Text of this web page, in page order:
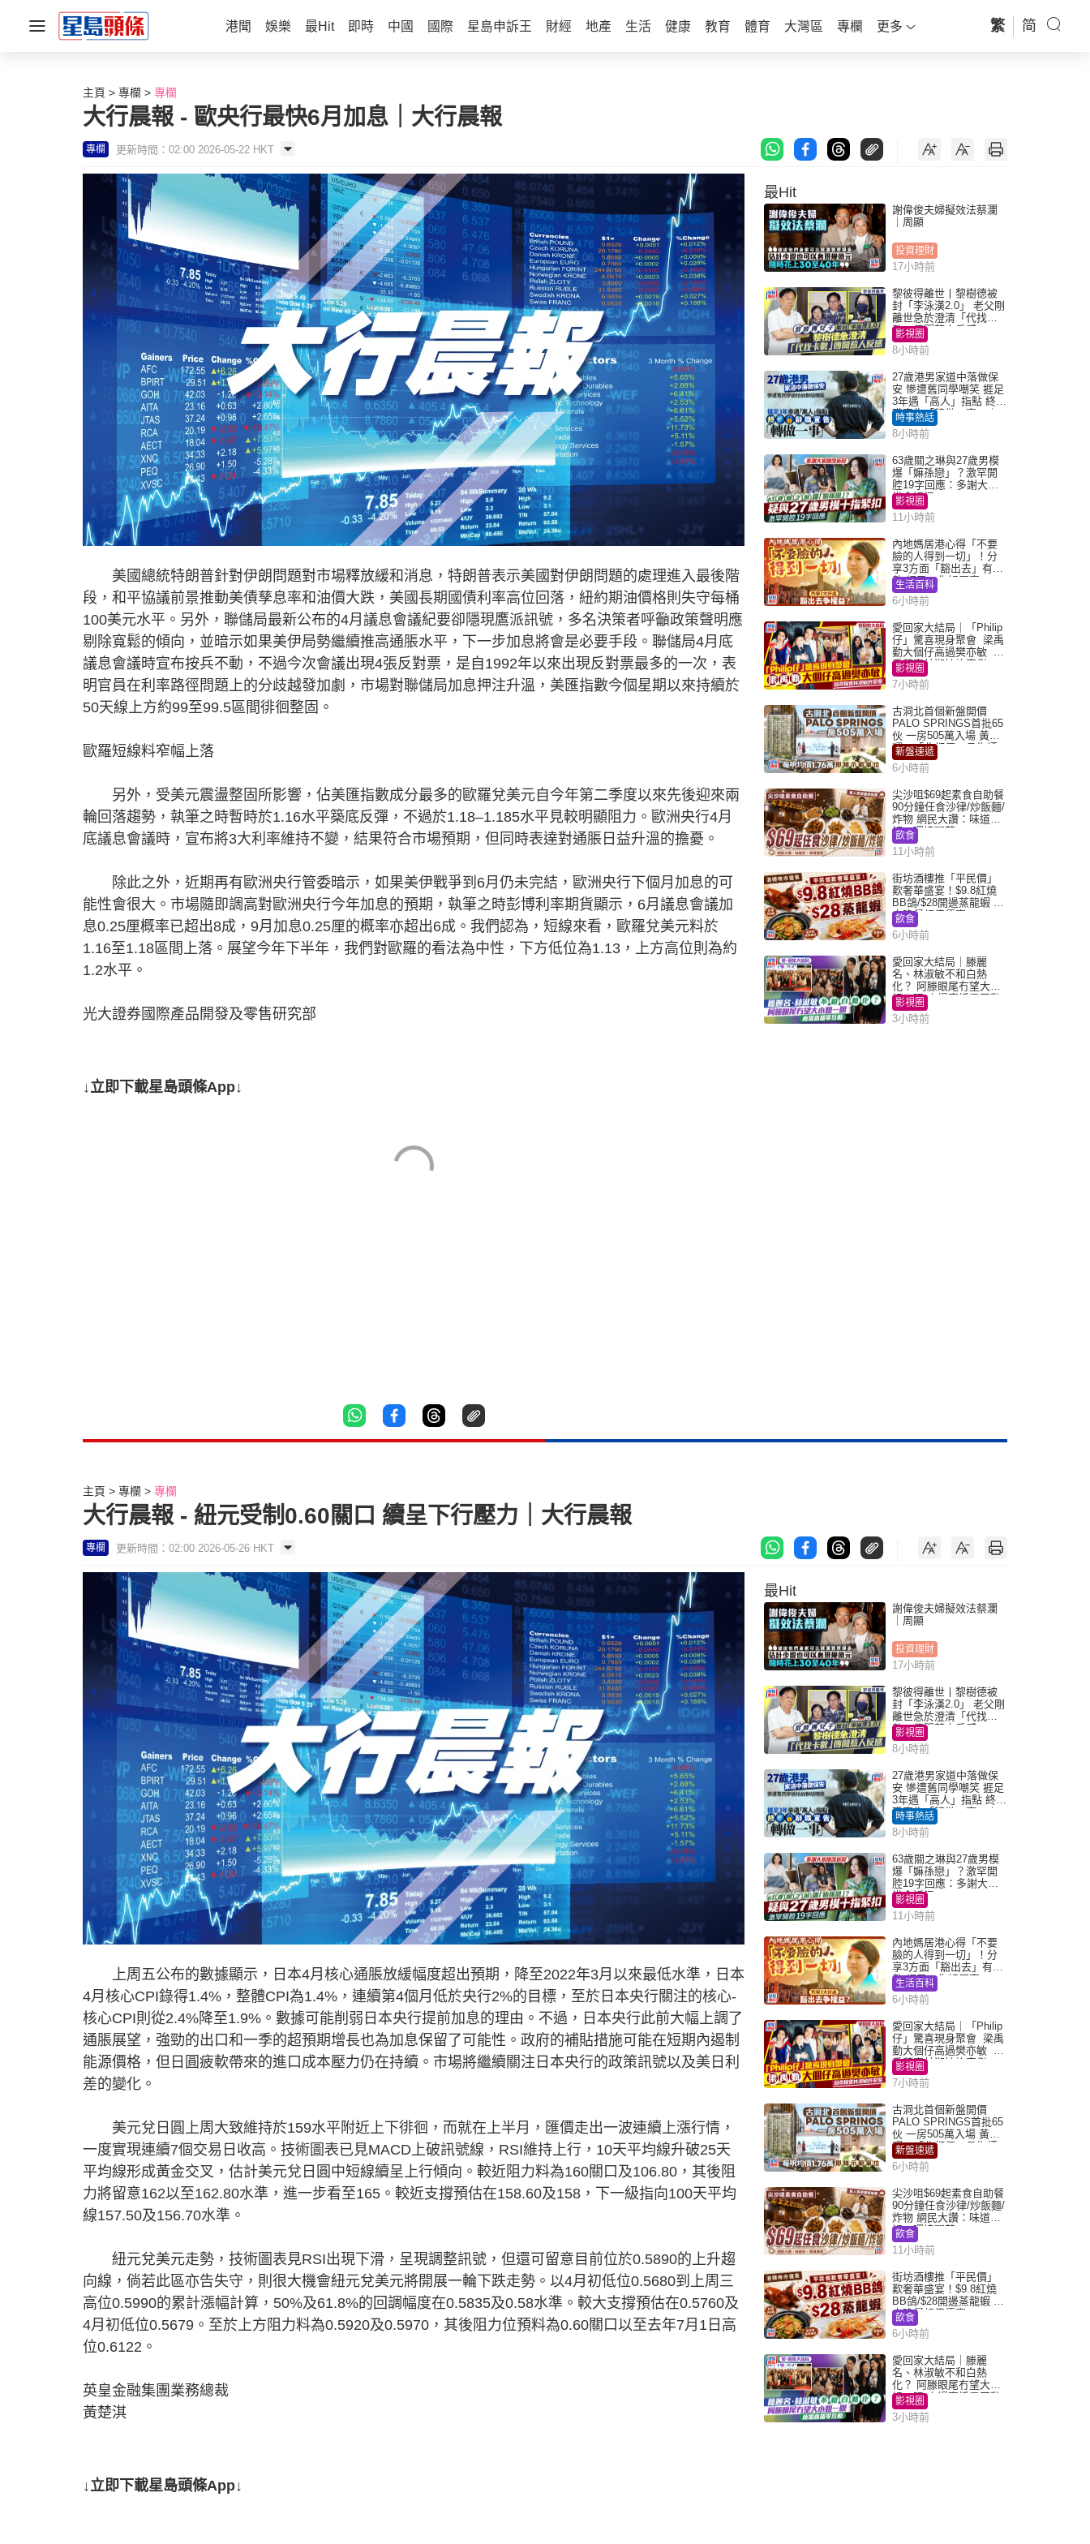
港聞 娛樂 最Hit 即時 中國 國際 星島申訴王 財經 地產 生活 健康 教育 體育 大灣區 專欄 更多 繁 简
主頁 專欄 專欄
大行晨報 - 歐央行最快6月加息｜大行晨報
專欄 更新時間：02:00 2026-05-22 HKT
美國總統特朗普針對伊朗問題對市場釋放緩和消息，特朗普表示美國對伊朗問題的處理進入最後階
段，和平協議前景推動美債孳息率和油價大跌，美國長期國債利率高位回落，紐約期油價格則失守每桶
100美元水平。另外，聯儲局最新公布的4月議息會議紀要卻隱現鷹派訊號，多名決策者呼籲政策聲明應
剔除寬鬆的傾向，並暗示如果美伊局勢繼續推高通脹水平，下一步加息將會是必要手段。聯儲局4月底
議息會議時宣布按兵不動，不過今次會議出現4張反對票，是自1992年以來出現反對票最多的一次，表
明官員在利率路徑問題上的分歧越發加劇，市場對聯儲局加息押注升溫，美匯指數今個星期以來持續於
50天線上方約99至99.5區間徘徊整固。
歐羅短線料窄幅上落
另外，受美元震盪整固所影響，佔美匯指數成分最多的歐羅兌美元自今年第二季度以來先後迎來兩
輪回落趨勢，執筆之時暫時於1.16水平築底反彈，不過於1.18–1.185水平見較明顯阻力。歐洲央行4月
底議息會議時，宣布將3大利率維持不變，結果符合市場預期，但同時表達對通脹日益升溫的擔憂。
除此之外，近期再有歐洲央行管委暗示，如果美伊戰爭到6月仍未完結，歐洲央行下個月加息的可
能性會很大。市場隨即調高對歐洲央行今年加息的預期，執筆之時彭博利率期貨顯示，6月議息會議加
息0.25厘概率已超出8成，9月加息0.25厘的概率亦超出6成。我們認為，短線來看，歐羅兌美元料於
1.16至1.18區間上落。展望今年下半年，我們對歐羅的看法為中性，下方低位為1.13，上方高位則為約
1.2水平。
光大證券國際產品開發及零售研究部
↓立即下載星島頭條App↓
最Hit
謝偉俊夫婦擬效法蔡瀾
｜周顯
投資理財
17小時前
黎彼得離世丨黎樹德被
封「李泳漢2.0」 老父剛
離世急於澄清「代找卡
數」傳聞惹人反感
影視圈
8小時前
27歲港男家道中落做保
安 慘遭舊同學嘲笑 捱足
3年遇「高人」指點 終辭
職宣告「轉做一事」｜
Juicy叮
時事熱話
8小時前
63歲關之琳與27歲男模
爆「嫲孫戀」？激罕開
腔19字回應：多謝大家
掛念近況
影視圈
11小時前
內地媽居港心得「不要
臉的人得到一切」！分
享3方面「豁出去」有著
數 網民：你好厲害
生活百科
6小時前
愛回家大結局｜「Philip
仔」驚喜現身聚會 梁禹
勤大個仔高過樊亦敏 超
乖黐實林淑敏許家傑
影視圈
7小時前
古洞北首個新盤開價
PALO SPRINGS首批65
伙 一房505萬入場 黃光
耀：「北都價」具指標
作用
新盤速遞
6小時前
尖沙咀$69起素食自助餐
90分鐘任食沙律/炒飯麵/
炸物 網民大讚：味道
好，環境闊落
飲食
11小時前
街坊酒樓推「平民價」
歎奢華盛宴！$9.8紅燒
BB鴿/$28開邊蒸龍蝦 3
大晚餐超值優惠
飲食
6小時前
愛回家大結局｜滕麗
名、林淑敏不和白熱
化？ 阿滕眼尾冇望大小
姐一眼 商場直播零互動
影視圈
3小時前
主頁 專欄 專欄
大行晨報 - 紐元受制0.60關口 續呈下行壓力｜大行晨報
專欄 更新時間：02:00 2026-05-26 HKT
上周五公布的數據顯示，日本4月核心通脹放緩幅度超出預期，降至2022年3月以來最低水準，日本
4月核心CPI錄得1.4%，整體CPI為1.4%，連續第4個月低於央行2%的目標，至於日本央行關注的核心-
核心CPI則從2.4%降至1.9%。數據可能削弱日本央行提前加息的理由。不過，日本央行此前大幅上調了
通脹展望，強勁的出口和一季的超預期增長也為加息保留了可能性。政府的補貼措施可能在短期內遏制
能源價格，但日圓疲軟帶來的進口成本壓力仍在持續。市場將繼續關注日本央行的政策訊號以及美日利
差的變化。
美元兌日圓上周大致維持於159水平附近上下徘徊，而就在上半月，匯價走出一波連續上漲行情，
一度實現連續7個交易日收高。技術圖表已見MACD上破訊號線，RSI維持上行，10天平均線升破25天
平均線形成黃金交叉，估計美元兌日圓中短線續呈上行傾向。較近阻力料為160關口及106.80，其後阻
力將留意162以至162.80水準，進一步看至165。較近支撐預估在158.60及158，下一級指向100天平均
線157.50及156.70水準。
紐元兌美元走勢，技術圖表見RSI出現下滑，呈現調整訊號，但還可留意目前位於0.5890的上升趨
向線，倘若此區亦告失守，則很大機會紐元兌美元將開展一輪下跌走勢。以4月初低位0.5680到上周三
高位0.5990的累計漲幅計算，50%及61.8%的回調幅度在0.5835及0.58水準。較大支撐預估在0.5760及
4月初低位0.5679。至於上方阻力料為0.5920及0.5970，其後阻力位預料為0.60關口以至去年7月1日高
位0.6122。
英皇金融集團業務總裁
黃楚淇
↓立即下載星島頭條App↓
最Hit
謝偉俊夫婦擬效法蔡瀾
｜周顯
投資理財
17小時前
黎彼得離世丨黎樹德被
封「李泳漢2.0」 老父剛
離世急於澄清「代找卡
數」傳聞惹人反感
影視圈
8小時前
27歲港男家道中落做保
安 慘遭舊同學嘲笑 捱足
3年遇「高人」指點 終辭
職宣告「轉做一事」｜
Juicy叮
時事熱話
8小時前
63歲關之琳與27歲男模
爆「嫲孫戀」？激罕開
腔19字回應：多謝大家
掛念近況
影視圈
11小時前
內地媽居港心得「不要
臉的人得到一切」！分
享3方面「豁出去」有著
數 網民：你好厲害
生活百科
6小時前
愛回家大結局｜「Philip
仔」驚喜現身聚會 梁禹
勤大個仔高過樊亦敏 超
乖黐實林淑敏許家傑
影視圈
7小時前
古洞北首個新盤開價
PALO SPRINGS首批65
伙 一房505萬入場 黃光
耀：「北都價」具指標
作用
新盤速遞
6小時前
尖沙咀$69起素食自助餐
90分鐘任食沙律/炒飯麵/
炸物 網民大讚：味道
好，環境闊落
飲食
11小時前
街坊酒樓推「平民價」
歎奢華盛宴！$9.8紅燒
BB鴿/$28開邊蒸龍蝦 3
大晚餐超值優惠
飲食
6小時前
愛回家大結局｜滕麗
名、林淑敏不和白熱
化？ 阿滕眼尾冇望大小
姐一眼 商場直播零互動
影視圈
3小時前